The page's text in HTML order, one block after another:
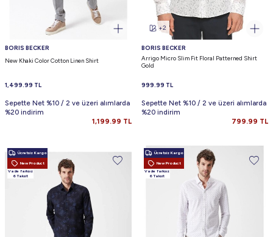
BORIS BECKER
New Khaki Color Cotton Linen Shirt
1,499.99 TL
Sepette Net %10 / 2 ve üzeri alımlarda
%20 indirim
1,199.99 TL
+2
BORIS BECKER
Arrigo Micro Slim Fit Floral Patterned Shirt
Gold
999.99 TL
Sepette Net %10 / 2 ve üzeri alımlarda
%20 indirim
799.99 TL
Ücretsiz Kargo
New Product
Vade farksız
6 Taksit
Ücretsiz Kargo
New Product
Vade farksız
6 Taksit